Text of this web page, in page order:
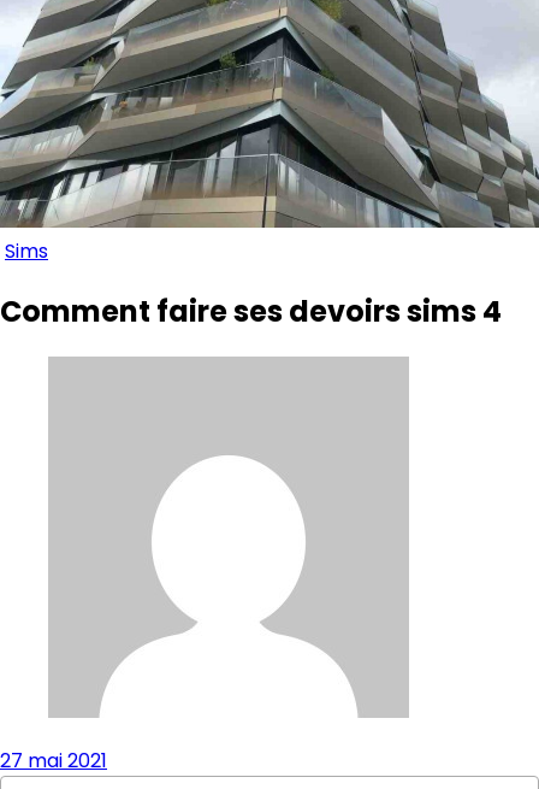
Sims
Comment faire ses devoirs sims 4
27 mai 2021